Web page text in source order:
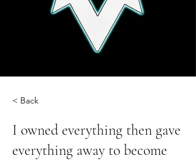
< Back
I owned everything then gave
everything away to become